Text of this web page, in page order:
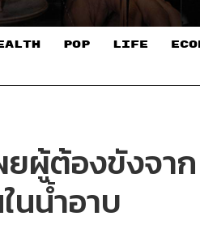
POP LIFE
ผู้ต้องขังจาก
นน้ำอาบ